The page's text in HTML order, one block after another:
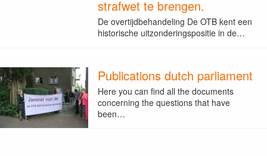
strafwet te brengen.
De overtijdbehandeling De OTB kent een
historische uitzonderingspositie in de…
Publications dutch parliament
Here you can find all the documents
concerning the questions that have
been…